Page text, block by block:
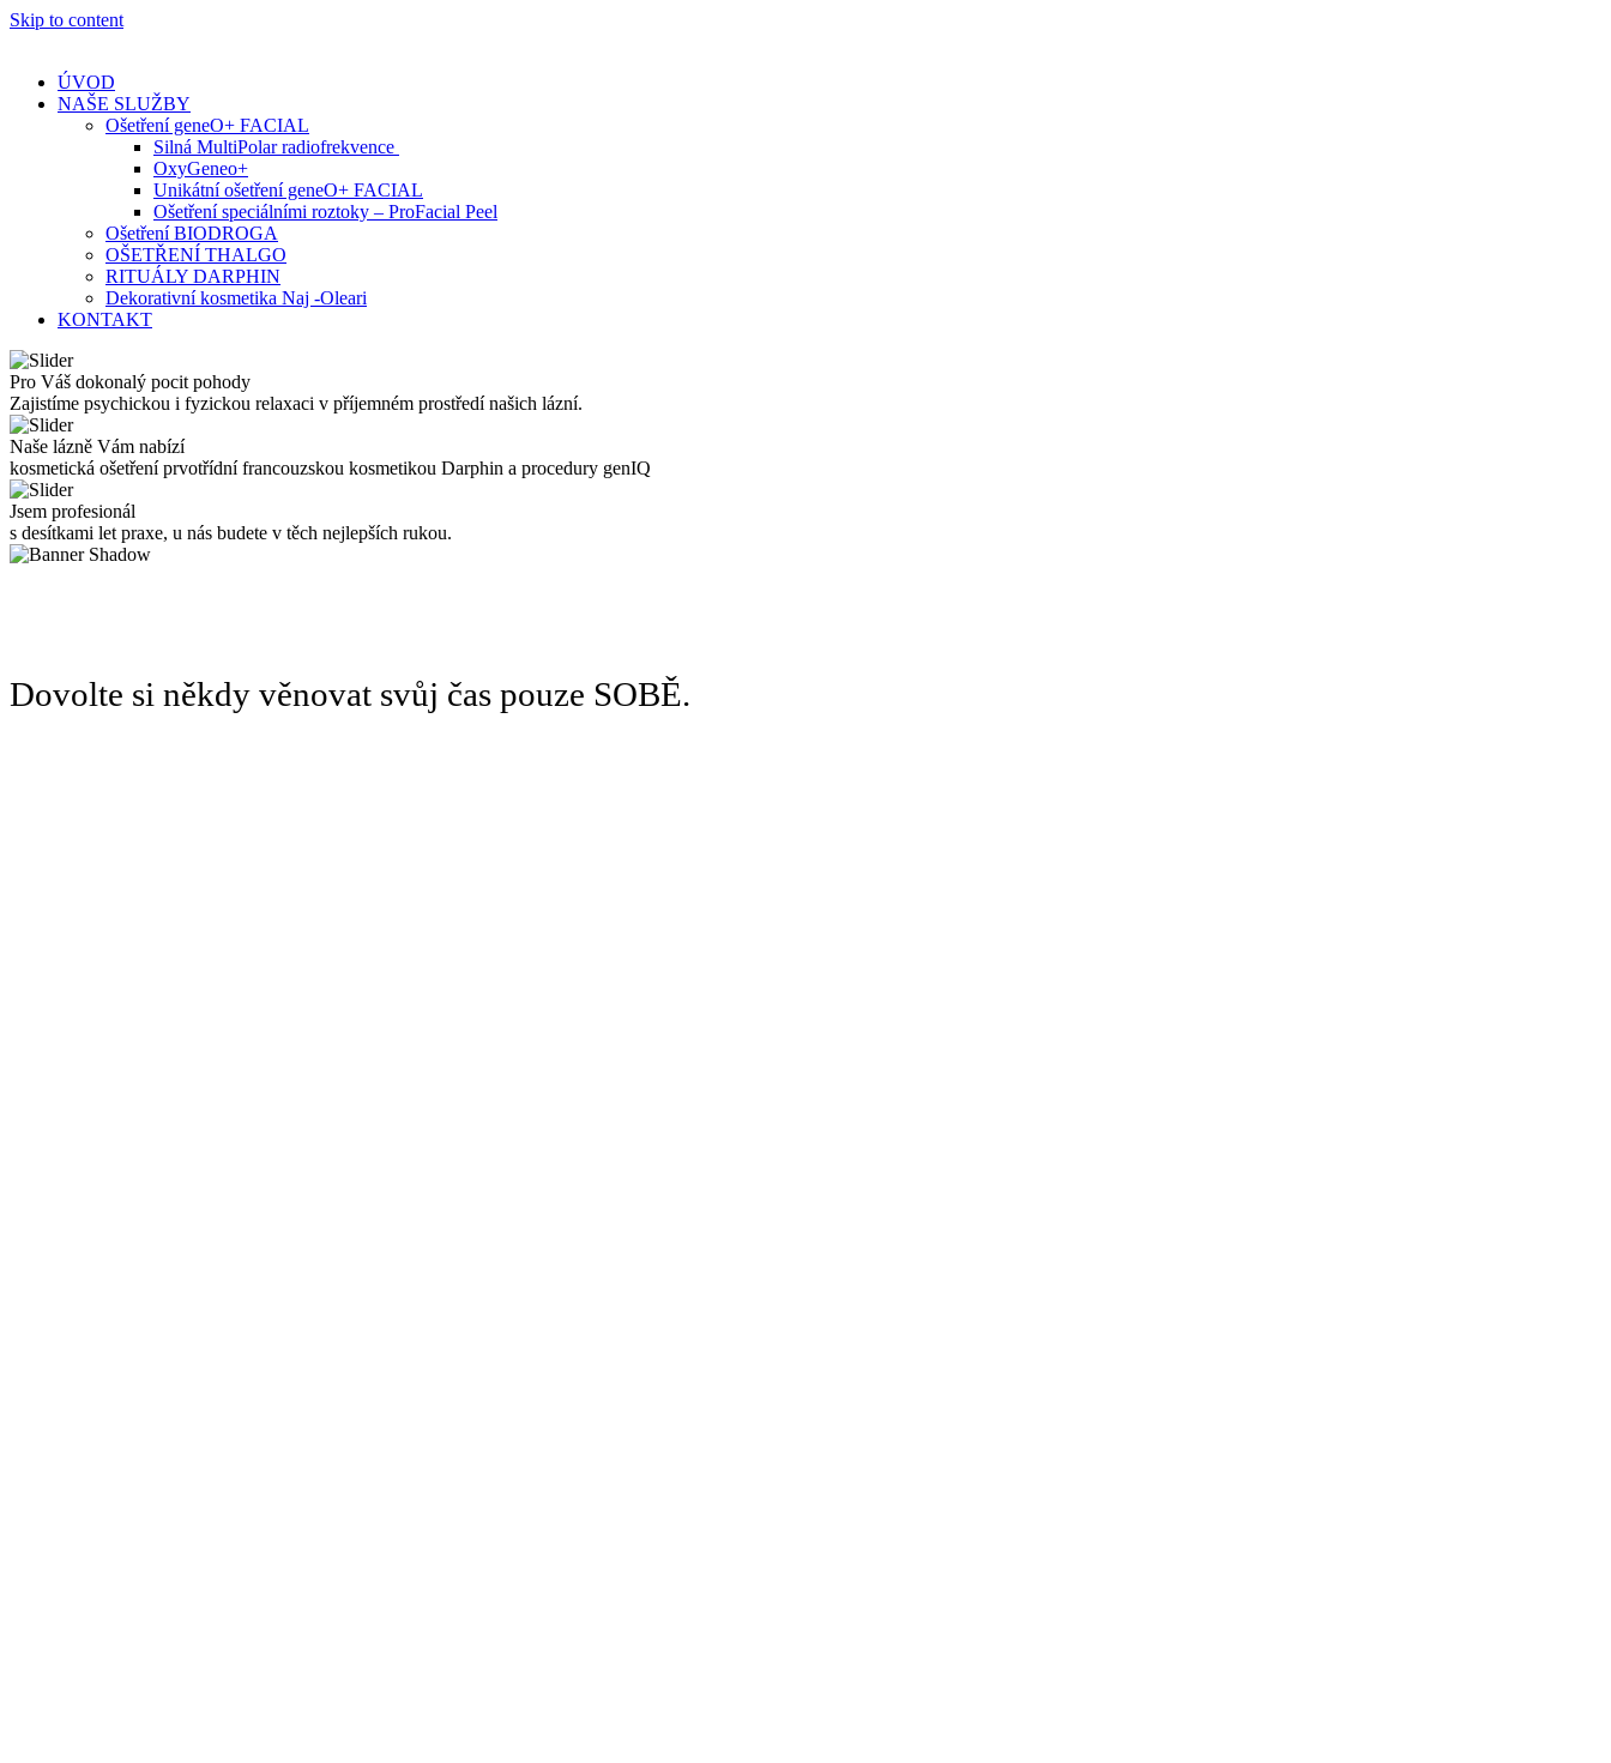
Skip to content
ÚVOD
NAŠE SLUŽBY
Ošetření geneO+ FACIAL
Silná MultiPolar radiofrekvence
OxyGeneo+
Unikátní ošetření geneO+ FACIAL
Ošetření speciálními roztoky – ProFacial Peel
Ošetření BIODROGA
OŠETŘENÍ THALGO
RITUÁLY DARPHIN
Dekorativní kosmetika Naj -Oleari
KONTAKT
Pro Váš dokonalý pocit pohody
Zajistíme psychickou i fyzickou relaxaci v příjemném prostředí našich lázní.
Naše lázně Vám nabízí
kosmetická ošetření prvotřídní francouzskou kosmetikou Darphin a procedury genIQ
Jsem profesionál
s desítkami let praxe, u nás budete v těch nejlepších rukou.
Dovolte si někdy věnovat svůj čas pouze SOBĚ.